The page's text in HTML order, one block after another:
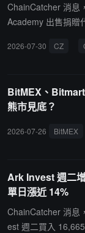
ChainCatcher 消息
Academy 出售捐贈
ademy 有一條慣例
無事先約定，不應
幣），"那只會給接
就應該預期他們會
2026-07-30 CZ
BitMEX、
熊市見底？
2026-07-26 BitMEX
Ark Invest 週二
單日漲近 14%
ChainCatcher 消息
est 週二買入